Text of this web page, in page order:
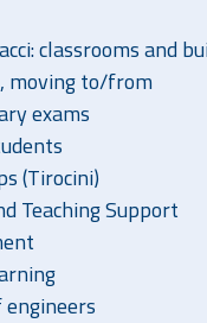
classrooms and
moving to/from
exams
(Tirocini)
Teaching Support